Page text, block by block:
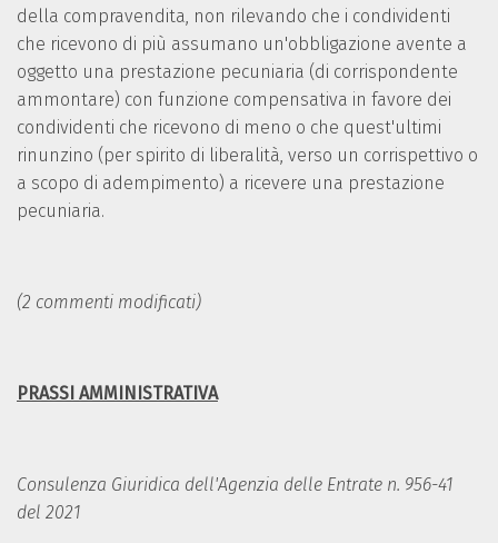
della compravendita, non rilevando che i condividenti
che ricevono di più assumano un'obbligazione avente a
oggetto una prestazione pecuniaria (di corrispondente
ammontare) con funzione compensativa in favore dei
condividenti che ricevono di meno o che quest'ultimi
rinunzino (per spirito di liberalità, verso un corrispettivo o
a scopo di adempimento) a ricevere una prestazione
pecuniaria.
(2 commenti modificati)
PRASSI AMMINISTRATIVA
Consulenza Giuridica dell'Agenzia delle Entrate n. 956-41
del 2021